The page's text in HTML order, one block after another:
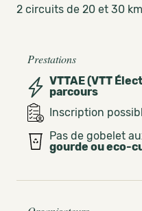
2 circuits de 20 et 30
Prestations
VTTAE (VTT
parcours
Inscription
Pas de gobelet
gourde ou eco-